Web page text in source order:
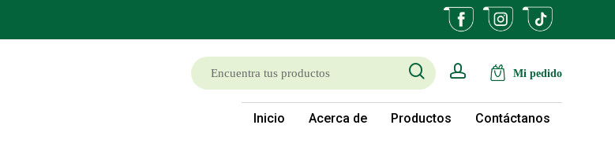
Inicio Acerca de Productos Contáctanos
searchaccount